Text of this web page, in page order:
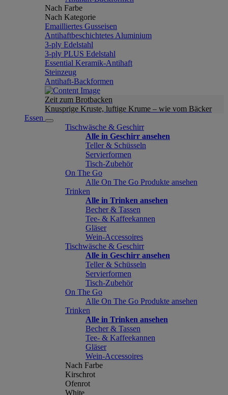
Nach Farbe
Nach Kategorie
Emailliertes Gusseisen
Antihaftbeschichtetes Aluminium
3-ply Edelstahl
3-ply PLUS Edelstahl
Essential Keramik-Antihaft
Steinzeug
Antihaft-Backformen
Zeit zum Brotbacken
Knusprige Kruste, luftige Krume – wie vom Bäcker
Essen
Tischwäsche & Geschirr
Alle in Geschirr ansehen
Teller & Schüsseln
Servierformen
Tisch-Zubehör
On The Go
Alle On The Go Produkte ansehen
Trinken
Alle in Trinken ansehen
Becher & Tassen
Tee- & Kaffeekannen
Gläser
Wein-Accessoires
Tischwäsche & Geschirr
Alle in Geschirr ansehen
Teller & Schüsseln
Servierformen
Tisch-Zubehör
On The Go
Alle On The Go Produkte ansehen
Trinken
Alle in Trinken ansehen
Becher & Tassen
Tee- & Kaffeekannen
Gläser
Wein-Accessoires
Nach Farbe
Kirschrot
Ofenrot
White